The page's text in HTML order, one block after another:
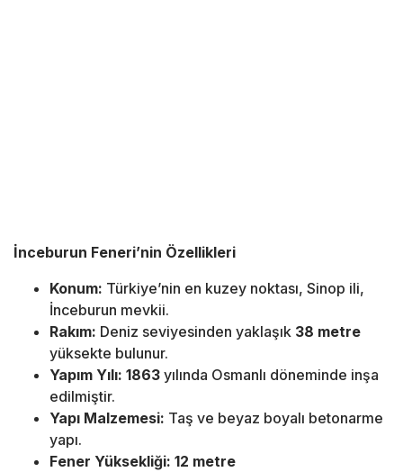
İnceburun Feneri’nin Özellikleri
Konum: Türkiye’nin en kuzey noktası, Sinop ili,
İnceburun mevkii.
Rakım: Deniz seviyesinden yaklaşık 38 metre
yüksekte bulunur.
Yapım Yılı: 1863 yılında Osmanlı döneminde inşa
edilmiştir.
Yapı Malzemesi: Taş ve beyaz boyalı betonarme
yapı.
Fener Yüksekliği: 12 metre